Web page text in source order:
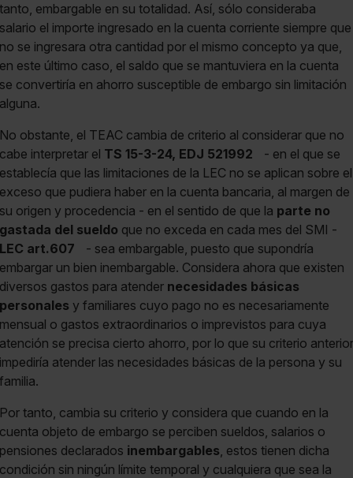
tanto, embargable en su totalidad. Así, sólo consideraba
salario el importe ingresado en la cuenta corriente siempre que
no se ingresara otra cantidad por el mismo concepto ya que,
en este último caso, el saldo que se mantuviera en la cuenta
se convertiría en ahorro susceptible de embargo sin limitación
alguna.
No obstante, el TEAC cambia de criterio al considerar que no
cabe interpretar el TS 15-3-24, EDJ 521992
- en el que se
establecía que las limitaciones de la LEC no se aplican sobre el
exceso que pudiera haber en la cuenta bancaria, al margen de
su origen y procedencia - en el sentido de que la parte no
gastada del sueldo que no exceda en cada mes del SMI -
LEC art.607
- sea embargable, puesto que supondría
embargar un bien inembargable. Considera ahora que existen
diversos gastos para atender necesidades básicas
personales y familiares cuyo pago no es necesariamente
mensual o gastos extraordinarios o imprevistos para cuya
atención se precisa cierto ahorro, por lo que su criterio anterior
impediría atender las necesidades básicas de la persona y su
familia.
Por tanto, cambia su criterio y considera que cuando en la
cuenta objeto de embargo se perciben sueldos, salarios o
pensiones declarados inembargables, estos tienen dicha
condición sin ningún límite temporal y cualquiera que sea la